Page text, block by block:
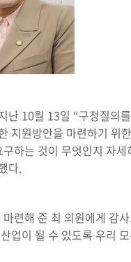
난 10월 13일 “구정질의
지원방안을 마련하기 위
하는 것이 무엇인지 자세
다.
련해 준 최 의원에게 감
업이 될 수 있도록 우리